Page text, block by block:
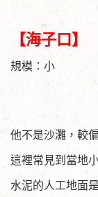
【海子口】
規模：小
他不是沙灘，較
這裡常見到當地
水泥的人工地面